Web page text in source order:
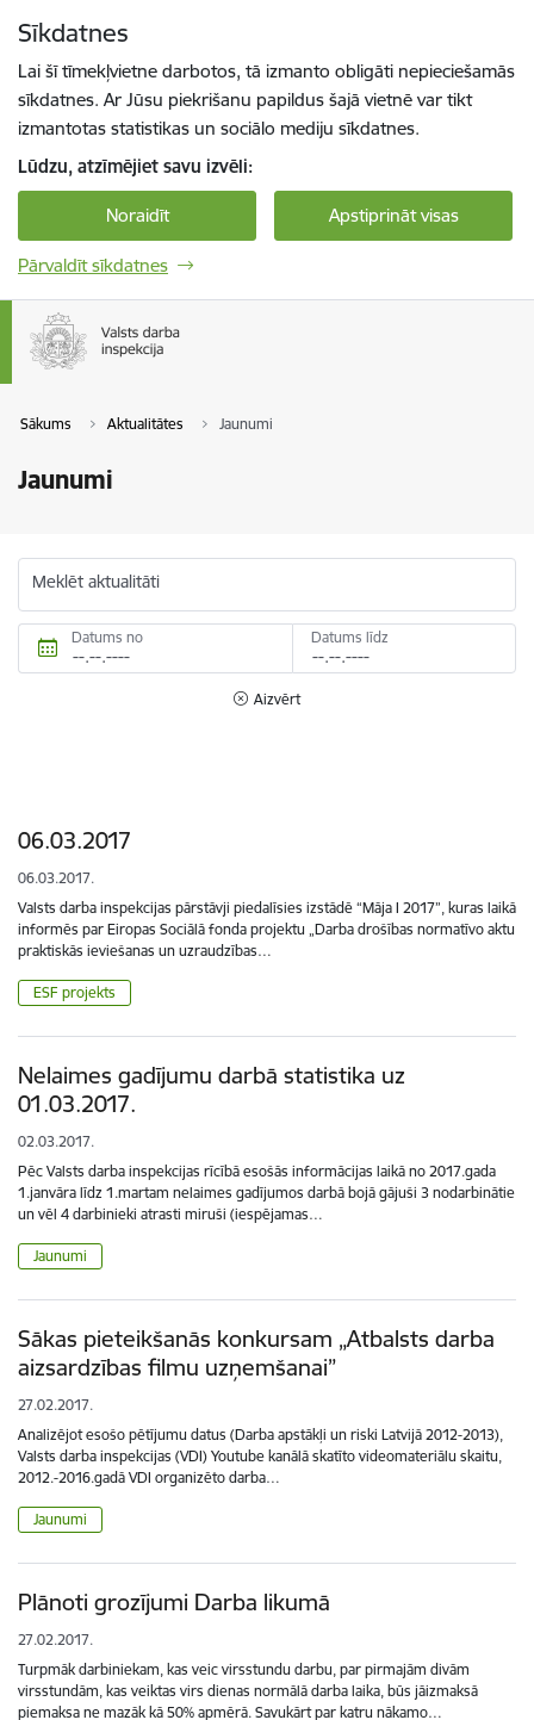
Sīkdatnes
Lai šī tīmekļvietne darbotos, tā izmanto obligāti nepieciešamās
sīkdatnes. Ar Jūsu piekrišanu papildus šajā vietnē var tikt
izmantotas statistikas un sociālo mediju sīkdatnes.
Lūdzu, atzīmējiet savu izvēli:
Noraidīt Apstiprināt visas
Pārvaldīt sīkdatnes
Sākums Aktualitātes Jaunumi
Jaunumi
Meklēt aktualitāti
Datums no Datums līdz
Aizvērt
06.03.2017
06.03.2017.
Valsts darba inspekcijas pārstāvji piedalīsies izstādē “Māja I 2017”, kuras laikā
informēs par Eiropas Sociālā fonda projektu „Darba drošības normatīvo aktu
praktiskās ieviešanas un uzraudzības…
ESF projekts
Nelaimes gadījumu darbā statistika uz
01.03.2017.
02.03.2017.
Pēc Valsts darba inspekcijas rīcībā esošās informācijas laikā no 2017.gada
1.janvāra līdz 1.martam nelaimes gadījumos darbā bojā gājuši 3 nodarbinātie
un vēl 4 darbinieki atrasti miruši (iespējamas…
Jaunumi
Sākas pieteikšanās konkursam „Atbalsts darba
aizsardzības filmu uzņemšanai”
27.02.2017.
Analizējot esošo pētījumu datus (Darba apstākļi un riski Latvijā 2012-2013),
Valsts darba inspekcijas (VDI) Youtube kanālā skatīto videomateriālu skaitu,
2012.-2016.gadā VDI organizēto darba…
Jaunumi
Plānoti grozījumi Darba likumā
27.02.2017.
Turpmāk darbiniekam, kas veic virsstundu darbu, par pirmajām divām
virsstundām, kas veiktas virs dienas normālā darba laika, būs jāizmaksā
piemaksa ne mazāk kā 50% apmērā. Savukārt par katru nākamo…